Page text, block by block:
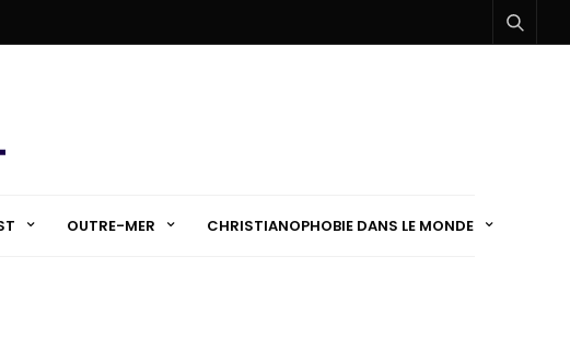
OUTRE-MER CHRISTIANOPHOBIE DANS LE MONDE